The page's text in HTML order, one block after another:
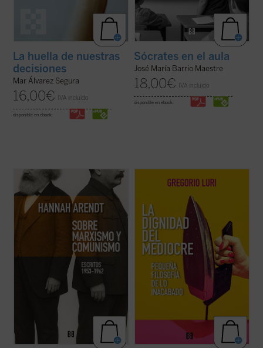
La huella de nuestras
decisiones
Mar Álvarez Segura
16,00€ IVA incluido
disponible en ebook:
Sócrates en el aula
José María Barrio Maestre
18,00€ IVA incluido
disponible en ebook:
Este libro no solo recupera una faceta
menos conocida —pero crucial— de una de
las mentes más incisivas del siglo XX, sino
que también ofrece herramientas
esenciales para pensar nuestro presente.
(ver ficha)
Gregorio Luri nos conduce por un viaje
filosófico para mostrarnos que nuestra
y la divinidad, entre el ser y la nada— es, en
realidad, la fuente de nuestra dignidad. Un
canto a la condición ...(ver ficha)